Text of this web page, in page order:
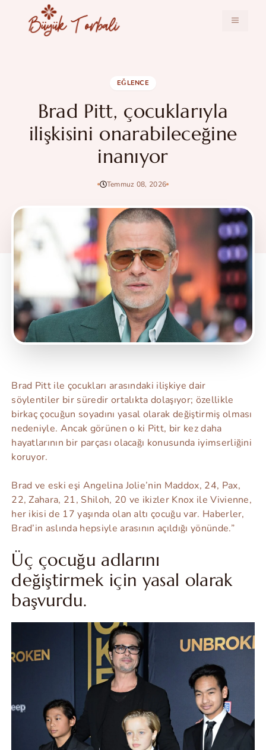
MENÜ
EĞLENCE
Brad Pitt, çocuklarıyla
ilişkisini onarabileceğine
inanıyor
Temmuz 08, 2026
Brad Pitt ile çocukları arasındaki ilişkiye dair
söylentiler bir süredir ortalıkta dolaşıyor; özellikle
birkaç çocuğun soyadını yasal olarak değiştirmiş olması
nedeniyle. Ancak görünen o ki Pitt, bir kez daha
hayatlarının bir parçası olacağı konusunda iyimserliğini
koruyor.
Brad ve eski eşi Angelina Jolie’nin Maddox, 24, Pax,
22, Zahara, 21, Shiloh, 20 ve ikizler Knox ile Vivienne,
her ikisi de 17 yaşında olan altı çocuğu var. Haberler,
Brad’in aslında hepsiyle arasının açıldığı yönünde.”
Üç çocuğu adlarını
değiştirmek için yasal olarak
başvurdu.